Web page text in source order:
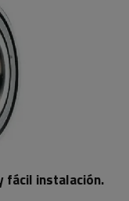
fácil instalación.